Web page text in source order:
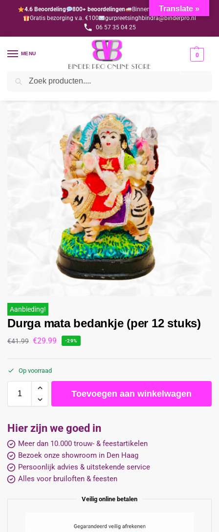
4.6 Beoordeling 800+ beoordelingen
Binnen 1-3 dagen geleverd
Gratis bezorging v.a. €100
gurpreetsinghbindra@binderpro.nl
06 57 35 04 25
MENU 0
Home Bedankjesafdeling
Aanbieding!
Durga mata bedankje (per 12 stuks)
€41.99 €29.99 -29%
Op voorraad
Toevoegen aan winkelwagen
Hier zijn we goed in
Meer dan 10.000 trouw- & feestartikelen
Bezoek onze showroom in Den Haag
Persoonlijk advies & uitstekende service
Alles voor bruiloften & feesten
Veilig online betalen
Translate »